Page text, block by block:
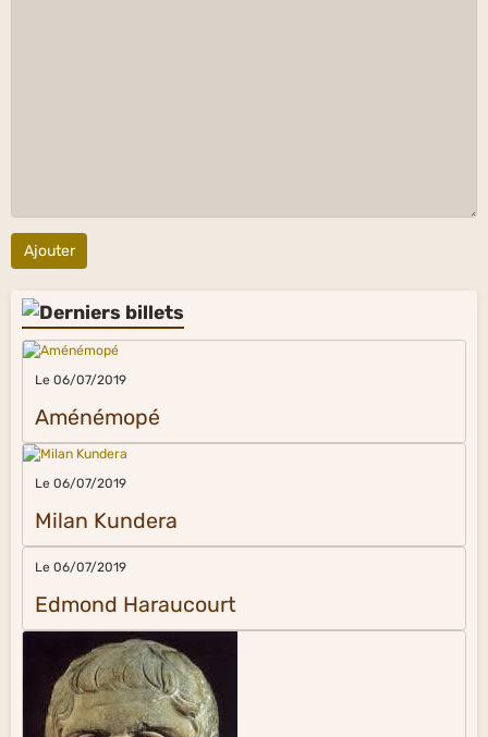
Ajouter
Le 06/07/2019
Aménémopé
Le 06/07/2019
Milan Kundera
Le 06/07/2019
Edmond Haraucourt